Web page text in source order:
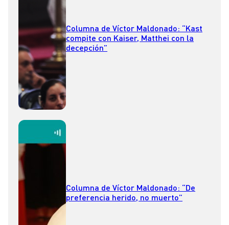
Columna de Víctor Maldonado: “Kast
compite con Kaiser, Matthei con la
decepción”
Columna de Víctor Maldonado: “De
preferencia herido, no muerto”